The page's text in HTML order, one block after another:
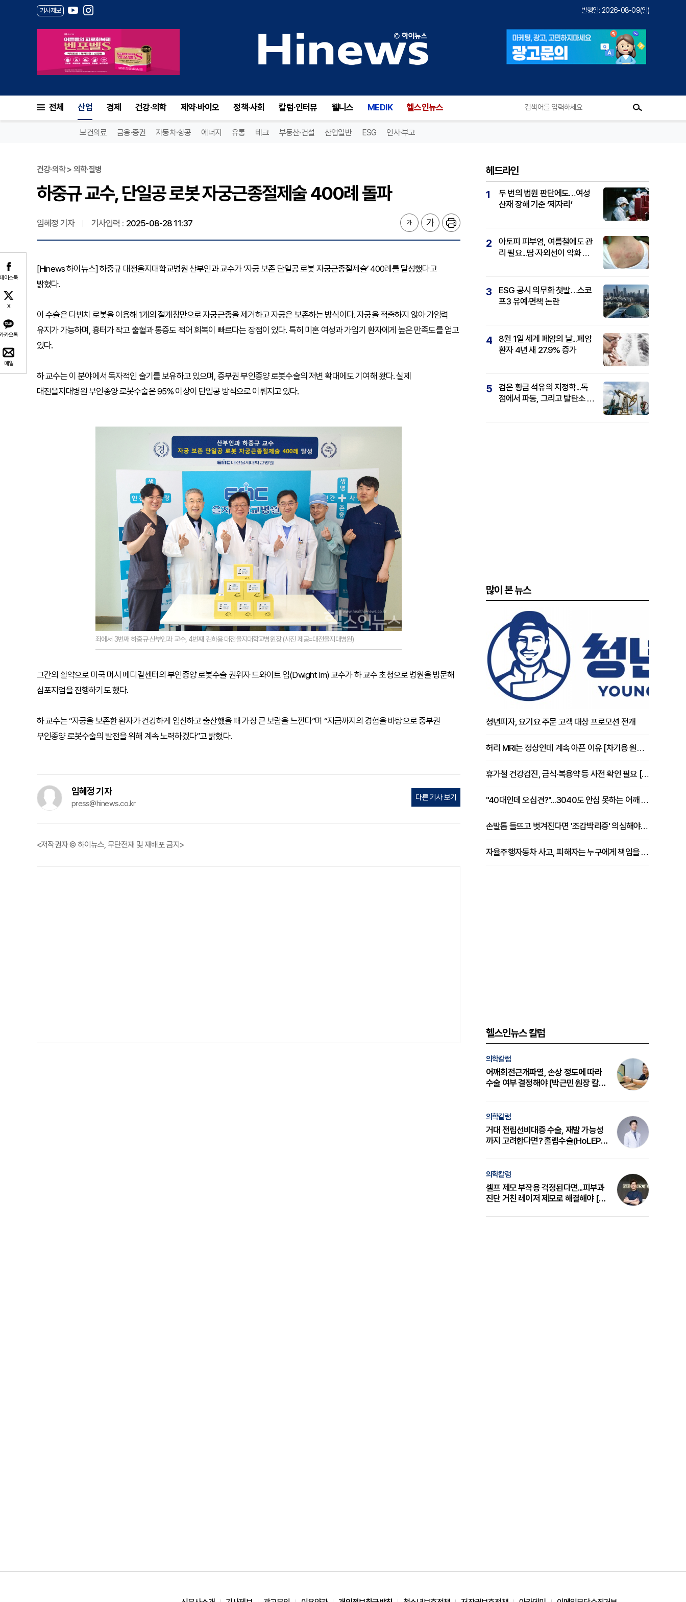
기사제보 발행일: 2026-08-09(일)
전체 산업 경제 건강·의학 제약·바이오 정책·사회 칼럼·인터뷰 웰니스 MEDIK 헬스인뉴스
보건의료 금융·증권 자동차·항공 에너지 유통 테크 부동산·건설 산업일반 ESG 인사·부고
이스북
X
카오톡
메일
건강·의학 > 의학·질병
하중규 교수, 단일공 로봇 자궁근종절제술 400례 돌파
임혜정 기자 기사입력 : 2025-08-28 11:37
[Hinews 하이뉴스] 하중규 대전을지대학교병원 산부인과 교수가 ‘자궁 보존 단일공 로봇 자궁근종절제술’ 400례를 달성했다고
밝혔다.
이 수술은 다빈치 로봇을 이용해 1개의 절개창만으로 자궁근종을 제거하고 자궁은 보존하는 방식이다. 자궁을 적출하지 않아 가임력
유지가 가능하며, 흉터가 작고 출혈과 통증도 적어 회복이 빠르다는 장점이 있다. 특히 미혼 여성과 가임기 환자에게 높은 만족도를 얻고
있다.
하 교수는 이 분야에서 독자적인 술기를 보유하고 있으며, 중부권 부인종양 로봇수술의 저변 확대에도 기여해 왔다. 실제
대전을지대병원 부인종양 로봇수술은 95% 이상이 단일공 방식으로 이뤄지고 있다.
좌에서 3번째 하중규 산부인과 교수, 4번째 김하용 대전을지대학교병원장 (사진 제공=대전을지대병원)
그간의 활약으로 미국 머시 메디컬센터의 부인종양 로봇수술 권위자 드와이트 임(Dwight Im) 교수가 하 교수 초청으로 병원을 방문해
심포지엄을 진행하기도 했다.
하 교수는 “자궁을 보존한 환자가 건강하게 임신하고 출산했을 때 가장 큰 보람을 느낀다”며 “지금까지의 경험을 바탕으로 중부권
부인종양 로봇수술의 발전을 위해 계속 노력하겠다”고 밝혔다.
임혜정 기자
press@hinews.co.kr
다른 기사 보기
<저작권자 © 하이뉴스, 무단전재 및 재배포 금지>
헤드라인
1
두 번의 법원 판단에도…여성
산재 장해 기준 ‘제자리’
2
아토피 피부염, 여름철에도 관
리 필요...땀·자외선이 악화 요
3
ESG 공시 의무화 첫발…스코
프3 유예·면책 논란
4
8월 1일 세계 폐암의 날...폐암
환자 4년 새 27.9% 증가
5
검은 황금 석유의 지정학...독
점에서 파동, 그리고 탈탄소 패
많이 본 뉴스
청년피자, 요기요 주문 고객 대상 프로모션 전개
허리 MRI는 정상인데 계속 아픈 이유 [차기용 원장 칼럼]
휴가철 건강검진, 금식·복용약 등 사전 확인 필요 [정도감 원장 칼럼]
"40대인데 오십견?"...3040도 안심 못하는 어깨 유착성 관절낭염
손발톱 들뜨고 벗겨진다면 '조갑박리증' 의심해야 [김철윤 원장 칼럼]
자율주행자동차 사고, 피해자는 누구에게 책임을 물을 수 있을까
헬스인뉴스 칼럼
의학칼럼
어깨회전근개파열, 손상 정도에 따라
수술 여부 결정해야 [박근민 원장 칼
의학칼럼
거대 전립선비대증 수술, 재발 가능성
까지 고려한다면? 홀렙수술(HoLEP)
의학칼럼
셀프 제모 부작용 걱정된다면...피부과
진단 거친 레이저 제모로 해결해야 [변